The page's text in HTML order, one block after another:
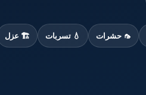
🦟 حشرات 💧 تسربات 🏗️ عزل